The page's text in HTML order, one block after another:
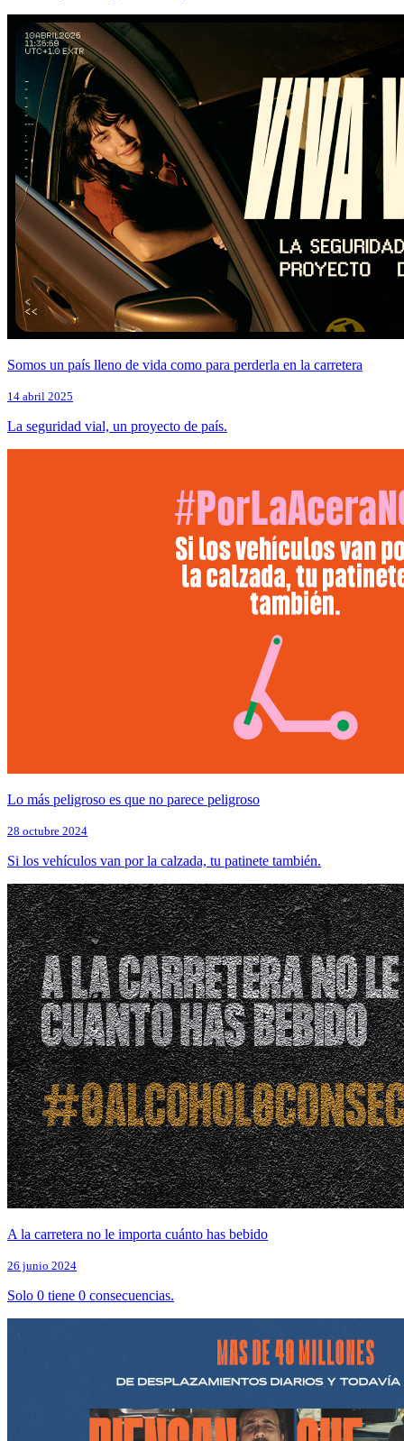
Somos un país lleno de vida como para perderla en la carretera
14 abril 2025
La seguridad vial, un proyecto de país.
Lo más peligroso es que no parece peligroso
28 octubre 2024
Si los vehículos van por la calzada, tu patinete también.
A la carretera no le importa cuánto has bebido
26 junio 2024
Solo 0 tiene 0 consecuencias.